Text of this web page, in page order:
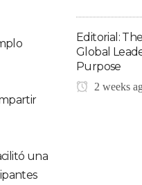
una
Editorial:
Global
Purpose
2 weeks